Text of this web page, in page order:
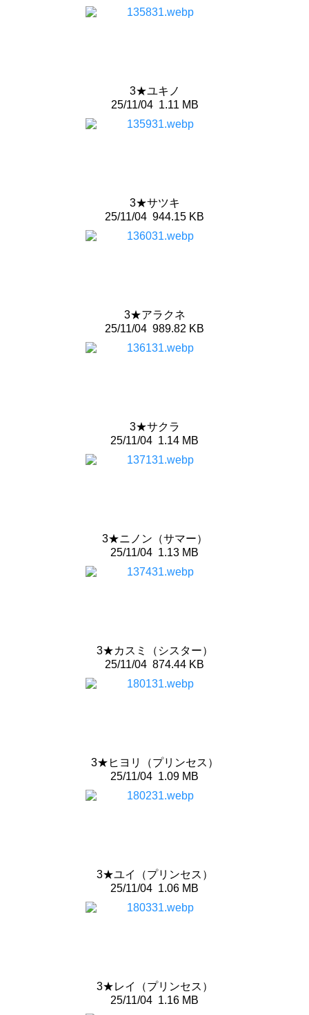
3★ユキノ
25/11/041.11 MB
3★サツキ
25/11/04 944.15 KB
3★アラクネ
25/11/04 989.82 KB
3★サクラ
25/11/04 1.14 MB
3★ニノン（サマー）
25/11/04 1.13 MB
3★カスミ（シスター）
25/11/04 874.44 KB
3★ヒヨリ（プリンセス）
25/11/04 1.09 MB
3★ユイ（プリンセス）
25/11/04 1.06 MB
3★レイ（プリンセス）
25/11/04 1.16 MB